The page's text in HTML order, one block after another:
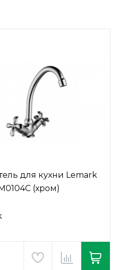
для кухни Lemark
(хром)